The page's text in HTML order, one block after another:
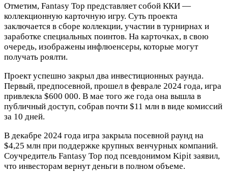
Отметим, Fantasy Top представляет собой ККИ —
коллекционную карточную игру. Суть проекта
заключается в сборе коллекции, участии в турнирнах и
заработке специальных поинтов. На карточках, в свою
очередь, изображены инфлюенсеры, которые могут
получать роялти.
Проект успешно закрыл два инвестиционных раунда.
Первый, предпосевной, прошел в феврале 2024 года, игра
привлекла $600 000. В мае того же года она вышла в
публичный доступ, собрав почти $11 млн в виде комиссий
за 10 дней.
В декабре 2024 года игра закрыла посевной раунд на
$4,25 млн при поддержке крупных венчурных компаний.
Соучредитель Fantasy Top под псевдонимом Kipit заявил,
что инвесторам вернут деньги в полном объеме.